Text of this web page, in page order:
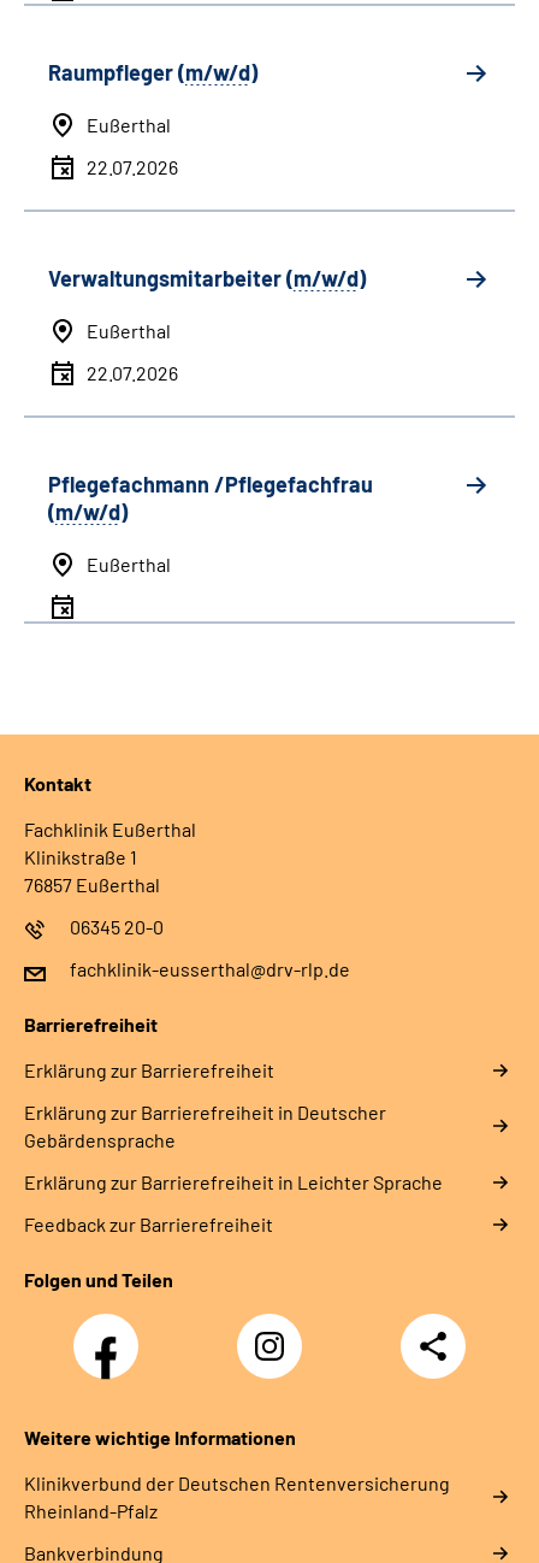
Raumpfleger (m/w/d)
Eußerthal
22.07.2026
Verwaltungsmitarbeiter (m/w/d)
Eußerthal
22.07.2026
Pflegefachmann /Pflegefachfrau
(m/w/d)
Eußerthal
Kontakt
Fachklinik Eußerthal
Klinikstraße 1
76857 Eußerthal
06345 20-0
fachklinik-eusserthal@drv-rlp.de
Barrierefreiheit
Erklärung zur Barrierefreiheit
Erklärung zur Barrierefreiheit in Deutscher
Gebärdensprache
Erklärung zur Barrierefreiheit in Leichter Sprache
Feedback zur Barrierefreiheit
Folgen und Teilen
Facebook
Instagram
DRV
Nachwuchskräfte
Teilen
Weitere wichtige Informationen
Klinikverbund der Deutschen Rentenversicherung
Rheinland-Pfalz
Bankverbindung